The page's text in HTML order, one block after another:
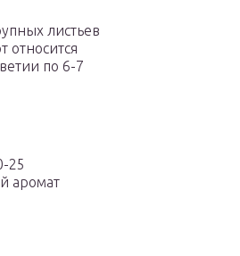
листьев
относится
по 6-7
25
аромат